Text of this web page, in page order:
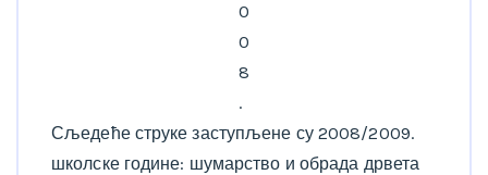
0
0
8
.
Сљедеће струке заступљене су 2008/2009.
школске године: шумарство и обрада дрвета